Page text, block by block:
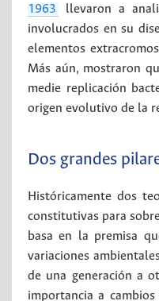
1963
llevaron a
involucrados en su
elementos
Más aún, mostraron
medie replicación
origen evolutivo de la
Dos grandes
Históricamente dos
constitutivas para
basa en la premisa
variaciones
de una generación a
importancia a